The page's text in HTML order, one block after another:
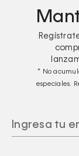
* No
especiales.